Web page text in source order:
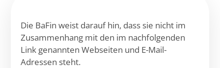
Die BaFin weist darauf hin, dass sie nicht im
Zusammenhang mit den im nachfolgenden
Link genannten Webseiten und E-Mail-
Adressen steht.